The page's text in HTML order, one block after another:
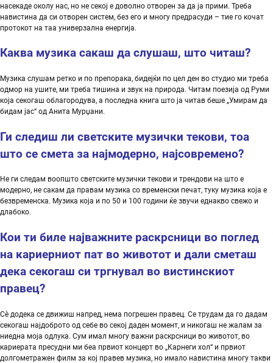
насекаде околу нас, но не секој е доволно отворен за да ја прими. Треба
навистина да си отворен систем, без его и многу предрасуди – тие го кочат
протокот на таа универзална енергија.
Каква музика сакаш да слушаш, што читаш?
Музика слушам ретко и по препорака, бидејќи по цел ден во студио ми треба
одмор на ушите, ми треба тишина и звук на природа. Читам поезија од Руми
која секогаш облагородува, а последна книга што ја читав беше „Умирам да
бидам јас“ од Анита Мурџани.
Ги следиш ли светските музички текови, тоа
што се смета за најмодерно, најсовремено?
Не ги следам воопшто светските музички текови и трендови на што е
модерно, не сакам да правам музика со временски печат, туку музика која е
безвременска. Музика која и по 50 и 100 години ќе звучи еднакво свежо и
длабоко.
Кои ти биле најважните раскрсници во поглед
на кариерниот пат во животот и дали сметаш
дека секогаш си тргнувал во вистинскиот
правец?
Сè додека се движиш напред, нема погрешен правец. Се трудам да го дадам
секогаш најдоброто од себе во секој даден момент, и никогаш не жалам за
ниедна моја одлука. Сум имал многу важни раскрсници во животот, во
кариерата пресудни ми беа првиот концерт во „Карнеги хол“ и првиот
долгометражен филм за кој правев музика, но имало навистина многу такви